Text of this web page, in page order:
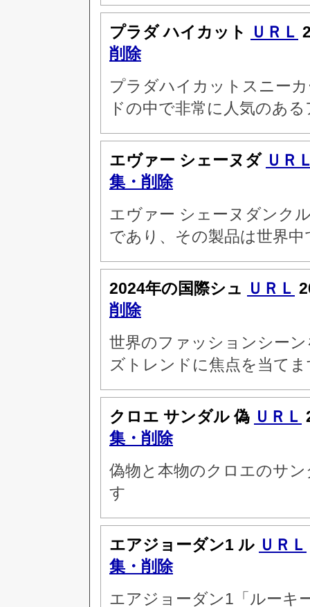
プラダ ハイカット ＵＲＬ
削除
プラダハイカットスニー
ドの中で非常に人気のあ
エヴァー シェーヌダ ＵＲ
集・削除
エヴァー シェーヌダンク
であり、その製品は世界
2024年の国際シュ ＵＲＬ
削除
世界のファッションシー
ズトレンドに焦点を当て
クロエ サンダル 偽 ＵＲＬ
集・削除
偽物と本物のクロエのサ
す
エアジョーダン1 ル ＵＲＬ
集・削除
エアジョーダン1「ルーキ